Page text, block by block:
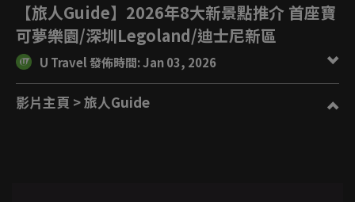
【旅人Guide】2026年8大新景點推介 首座寶
可夢樂園/深圳Legoland/迪士尼新區
U Travel 發佈時間: Jan 03, 2026
影片主頁 > 旅人Guide